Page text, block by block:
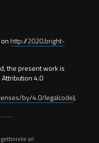
http://2020.bright-
the present work is
4.0
by/4.0/legalcode).
srl